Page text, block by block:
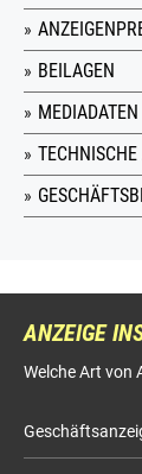
BEILAGEN
ANZEIGE
Welche Art von